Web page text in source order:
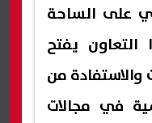
على الساحة
يفتح
والاستفادة من
في مجالات